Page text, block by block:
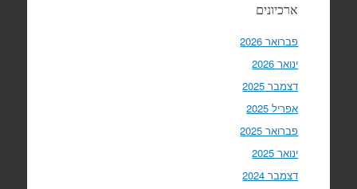
ארכיונים
פברואר 2026
ינואר 2026
דצמבר 2025
אפריל 2025
פברואר 2025
ינואר 2025
דצמבר 2024